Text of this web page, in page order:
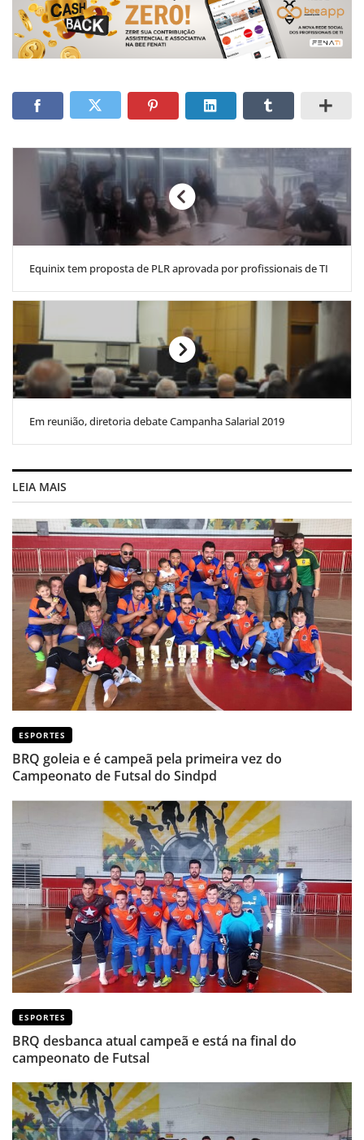
Equinix tem proposta de PLR aprovada por profissionais de TI
Em reunião, diretoria debate Campanha Salarial 2019
LEIA MAIS
ESPORTES
BRQ goleia e é campeã pela primeira vez do
Campeonato de Futsal do Sindpd
ESPORTES
BRQ desbanca atual campeã e está na final do
campeonato de Futsal